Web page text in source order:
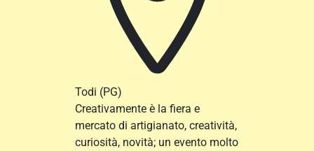
Todi (PG)
Creativamente è la fiera e
mercato di artigianato, creatività,
curiosità, novità; un evento molto